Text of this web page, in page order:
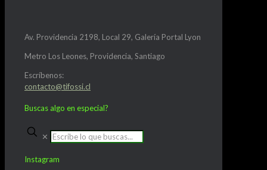
Av. Providencia 2198, Local 29, Galería Portal Lyon
Metro Los Leones, Providencia, Santiago
Escríbenos:
contacto@tifossi.cl
Buscas algo en especial?
✕
Instagram